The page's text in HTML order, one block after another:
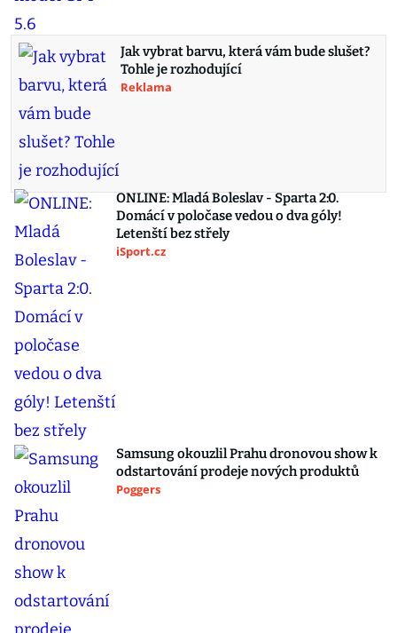
Jak vybrat barvu, která vám bude slušet?
Tohle je rozhodující
Reklama
ONLINE: Mladá Boleslav - Sparta 2:0.
Domácí v poločase vedou o dva góly!
Letenští bez střely
iSport.cz
Samsung okouzlil Prahu dronovou show k
odstartování prodeje nových produktů
Poggers